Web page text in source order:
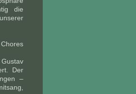
die
Der
–